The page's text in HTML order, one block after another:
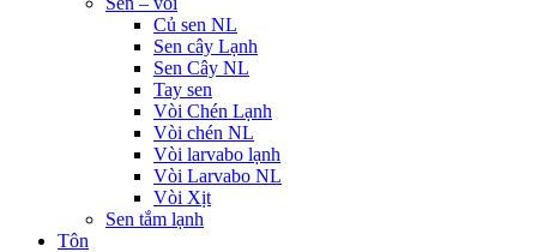
Củ sen NL
Sen cây Lạnh
Sen Cây NL
Tay sen
Vòi Chén Lạnh
Vòi chén NL
Vòi larvabo lạnh
Vòi Larvabo NL
Vòi Xịt
Sen tắm lạnh
Tôn